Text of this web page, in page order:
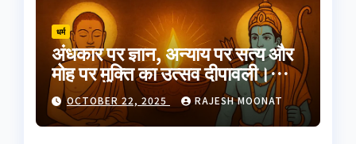
धर्म
अंधकार पर ज्ञान, अन्याय पर सत्य और
मोह पर मुक्ति का उत्सव दीपावली।
भारतीय परंपरा का यह त्योहार
आत्मप्रकाश का प्रतीक है
OCTOBER 22, 2025 RAJESH MOONAT